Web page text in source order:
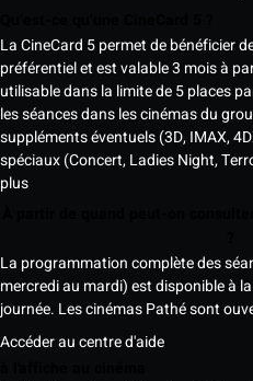
La CineCard 5 permet de bénéficier
préférentiel et est valable 3 mois à
utilisable dans la limite de 5 places
les séances dans les cinémas du
suppléments éventuels (3D, IMAX,
spéciaux (Concert, Ladies Night,
plus
La programmation complète des
mercredi au mardi) est disponible à
journée. Les cinémas Pathé sont
Accéder au centre d'aide